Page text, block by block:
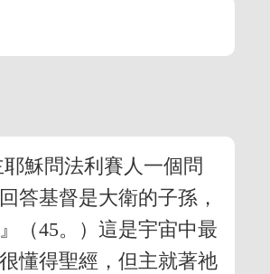
穌問法利賽人一個問
答基督是大衛的子孫，
（45。）這是宇宙中最
懂得聖經，但主就著祂